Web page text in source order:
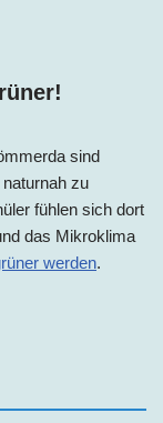
sind
zu
fühlen sich dort
das Mikroklima
werden.